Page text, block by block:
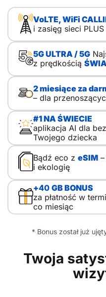
VoLTE, WiFi
i zasięg sieci PLUS
5G ULTRA / 5G
z prędkością
2 miesiące za
– dla
#1 NA ŚWIECIE
aplikacja AI dla
Twojego dziecka
Bądź eco z eSIM–
i ekologię
+40 GB BONUS
za płatność w
co miesiąc
* Bonus został już
Twoja